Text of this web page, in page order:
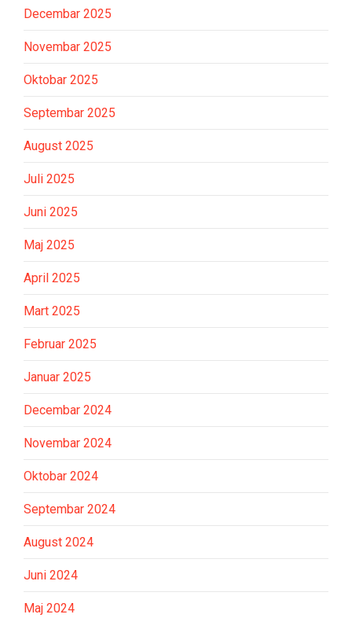
Decembar 2025
Novembar 2025
Oktobar 2025
Septembar 2025
August 2025
Juli 2025
Juni 2025
Maj 2025
April 2025
Mart 2025
Februar 2025
Januar 2025
Decembar 2024
Novembar 2024
Oktobar 2024
Septembar 2024
August 2024
Juni 2024
Maj 2024